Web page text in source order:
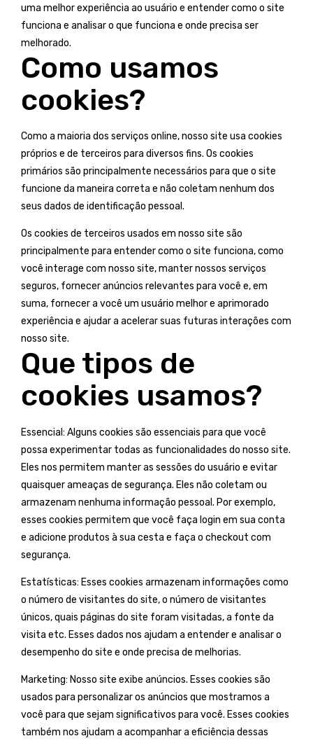
uma melhor experiência ao usuário e entender como o site
funciona e analisar o que funciona e onde precisa ser
melhorado.
Como usamos
cookies?
Como a maioria dos serviços online, nosso site usa cookies
próprios e de terceiros para diversos fins. Os cookies
primários são principalmente necessários para que o site
funcione da maneira correta e não coletam nenhum dos
seus dados de identificação pessoal.
Os cookies de terceiros usados ​​em nosso site são
principalmente para entender como o site funciona, como
você interage com nosso site, manter nossos serviços
seguros, fornecer anúncios relevantes para você e, em
suma, fornecer a você um usuário melhor e aprimorado
experiência e ajudar a acelerar suas futuras interações com
nosso site.
Que tipos de
cookies usamos?
Essencial: Alguns cookies são essenciais para que você
possa experimentar todas as funcionalidades do nosso site.
Eles nos permitem manter as sessões do usuário e evitar
quaisquer ameaças de segurança. Eles não coletam ou
armazenam nenhuma informação pessoal. Por exemplo,
esses cookies permitem que você faça login em sua conta
e adicione produtos à sua cesta e faça o checkout com
segurança.
Estatísticas: Esses cookies armazenam informações como
o número de visitantes do site, o número de visitantes
únicos, quais páginas do site foram visitadas, a fonte da
visita etc. Esses dados nos ajudam a entender e analisar o
desempenho do site e onde precisa de melhorias.
Marketing: Nosso site exibe anúncios. Esses cookies são
usados ​​para personalizar os anúncios que mostramos a
você para que sejam significativos para você. Esses cookies
também nos ajudam a acompanhar a eficiência dessas